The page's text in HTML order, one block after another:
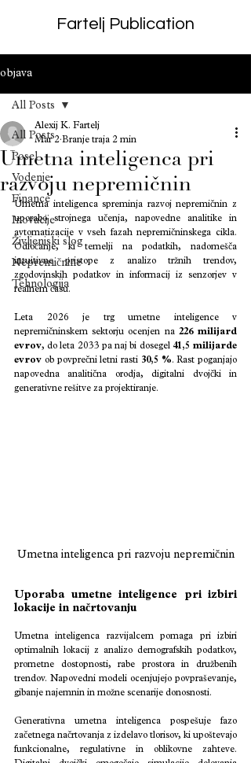
Fartelj Publication
objava
All Posts
Posel
Vodenje
Finance
Inovacije
Življenjski slog
Nepremičnine
Tehnologija
All Posts
Umetna inteligenca pri
razvoju nepremičnin
Alexij K. Fartelj
Mar 2 Branje traja 2 min
Umetna inteligenca spreminja razvoj nepremičnin z
uporabo strojnega učenja, napovedne analitike in
avtomatizacije v vseh fazah nepremičninskega cikla.
Odločanje, ki temelji na podatkih, nadomešča
intuitivne pristope z analizo tržnih trendov,
zgodovinskih podatkov in informacij iz senzorjev v
realnem času.
Leta 2026 je trg umetne inteligence v
nepremičninskem sektorju ocenjen na 226 milijard
evrov, do leta 2033 pa naj bi dosegel 41,5 milijarde
evrov ob povprečni letni rasti 30,5 %. Rast poganjajo
napovedna analitična orodja, digitalni dvojčki in
generativne rešitve za projektiranje.
Umetna inteligenca pri razvoju nepremičnin
Uporaba umetne inteligence pri izbiri
lokacije in načrtovanju
Umetna inteligenca razvijalcem pomaga pri izbiri
optimalnih lokacij z analizo demografskih podatkov,
prometne dostopnosti, rabe prostora in družbenih
trendov. Napovedni modeli ocenjujejo povpraševanje,
gibanje najemnin in možne scenarije donosnosti.
Generativna umetna inteligenca pospešuje fazo
začetnega načrtovanja z izdelavo tlorisov, ki upoštevajo
funkcionalne, regulativne in oblikovne zahteve.